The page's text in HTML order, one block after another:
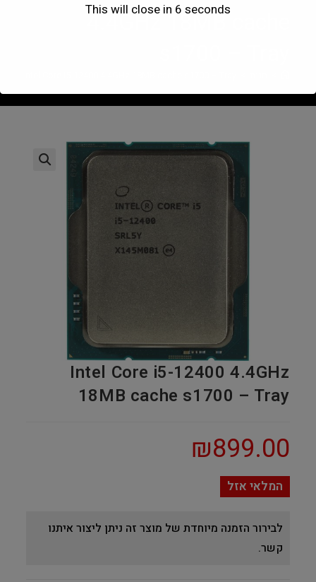
4.4GHz 18MB cache
Intel Core i5-12400 4.4GHz
18MB cache s1700 – Tray
₪899.00
המלאי אזל
לבירור הזמנה מיוחדת של מוצר זה ניתן ליצור איתנו
קשר.
This will close in 6 seconds